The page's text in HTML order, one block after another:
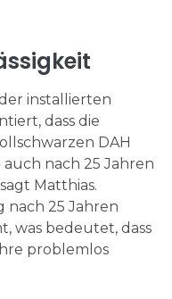
installierten
dass die
DAH
nach 25 Jahren
Matthias.
nach 25 Jahren
was bedeutet, dass
problemlos